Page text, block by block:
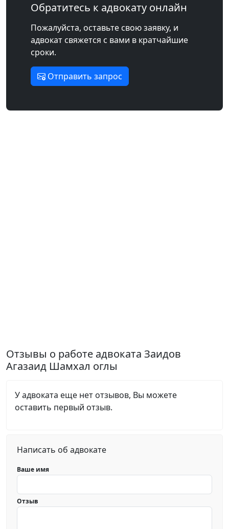
Обратитесь к адвокату онлайн
Пожалуйста, оставьте свою заявку, и
адвокат свяжется с вами в кратчайшие
сроки.
Отправить запрос
Отзывы о работе адвоката Заидов
Агазаид Шамхал оглы
У адвоката еще нет отзывов, Вы можете
оставить первый отзыв.
Написать об адвокате
Ваше имя
Отзыв